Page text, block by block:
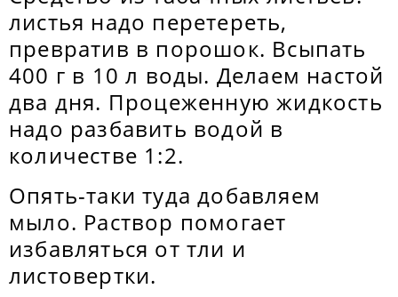
листья надо перетереть,
превратив в порошок. Всыпать
400 г в 10 л воды. Делаем настой
два дня. Процеженную жидкость
надо разбавить водой в
количестве 1:2.
Опять-таки туда добавляем
мыло. Раствор помогает
избавляться от тли и
листовертки.